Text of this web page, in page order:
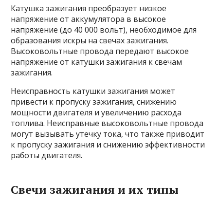
Катушка зажигания преобразует низкое
напряжение от аккумулятора в высокое
напряжение (до 40 000 вольт), необходимое для
образования искры на свечах зажигания.
Высоковольтные провода передают высокое
напряжение от катушки зажигания к свечам
зажигания.
Неисправность катушки зажигания может
привести к пропуску зажигания, снижению
мощности двигателя и увеличению расхода
топлива. Неисправные высоковольтные провода
могут вызывать утечку тока, что также приводит
к пропуску зажигания и снижению эффективности
работы двигателя.
Свечи зажигания и их типы